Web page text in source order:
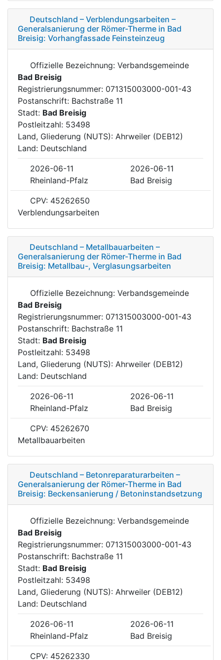
Deutschland – Verblendungsarbeiten –
Generalsanierung der Römer-Therme in Bad
Breisig: Vorhangfassade Feinsteinzeug
Offizielle Bezeichnung: Verbandsgemeinde
Bad Breisig
Registrierungsnummer: 071315003000-001-43
Postanschrift: Bachstraße 11
Stadt: Bad Breisig
Postleitzahl: 53498
Land, Gliederung (NUTS): Ahrweiler (DEB12)
Land: Deutschland
2026-06-11
2026-06-11
Rheinland-Pfalz
Bad Breisig
CPV: 45262650
Verblendungsarbeiten
Deutschland – Metallbauarbeiten –
Generalsanierung der Römer-Therme in Bad
Breisig: Metallbau-, Verglasungsarbeiten
Offizielle Bezeichnung: Verbandsgemeinde
Bad Breisig
Registrierungsnummer: 071315003000-001-43
Postanschrift: Bachstraße 11
Stadt: Bad Breisig
Postleitzahl: 53498
Land, Gliederung (NUTS): Ahrweiler (DEB12)
Land: Deutschland
2026-06-11
2026-06-11
Rheinland-Pfalz
Bad Breisig
CPV: 45262670
Metallbauarbeiten
Deutschland – Betonreparaturarbeiten –
Generalsanierung der Römer-Therme in Bad
Breisig: Beckensanierung / Betoninstandsetzung
Offizielle Bezeichnung: Verbandsgemeinde
Bad Breisig
Registrierungsnummer: 071315003000-001-43
Postanschrift: Bachstraße 11
Stadt: Bad Breisig
Postleitzahl: 53498
Land, Gliederung (NUTS): Ahrweiler (DEB12)
Land: Deutschland
2026-06-11
2026-06-11
Rheinland-Pfalz
Bad Breisig
CPV: 45262330